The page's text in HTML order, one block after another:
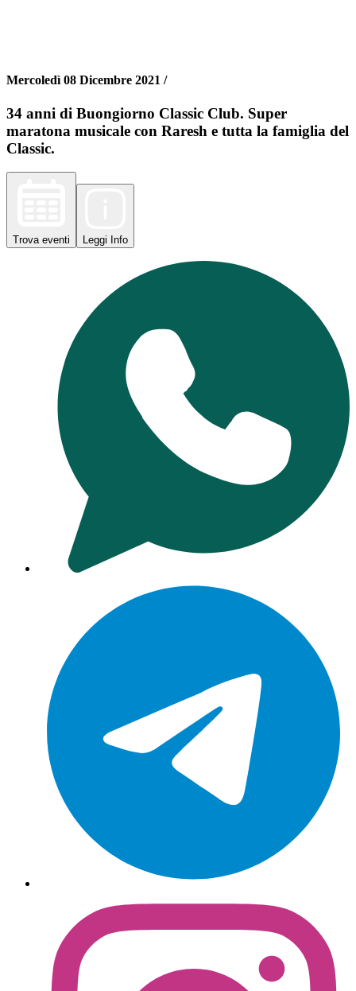
Mercoledì 08 Dicembre 2021 /
34 anni di Buongiorno Classic Club. Super
maratona musicale con Raresh e tutta la famiglia del
Classic.
Trova eventi Leggi Info